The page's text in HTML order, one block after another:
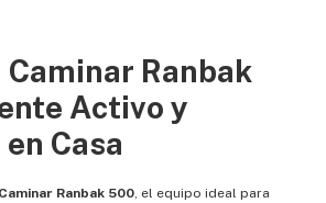
Caminar Ranbak
Activo y
Casa
Ranbak 500, el equipo ideal para